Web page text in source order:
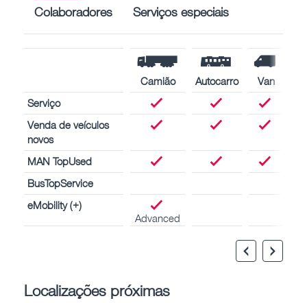
Colaboradores Serviços especiais
Camião Autocarro
Van
Serviço
Venda de veículos
novos
MAN TopUsed
BusTopService
eMobility (+)
Advanced
Localizações próximas